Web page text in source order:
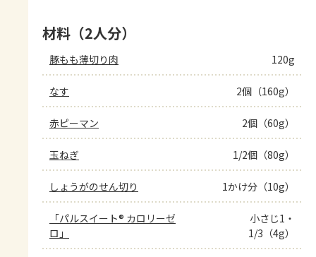
材料（2人分）
豚もも薄切り肉 120g
なす 2個（160g）
赤ピーマン 2個（60g）
玉ねぎ 1/2個（80g）
しょうがのせん切り 1かけ分（10g）
「パルスイート® カロリーゼ
ロ」
小さじ1・
1/3（4g）